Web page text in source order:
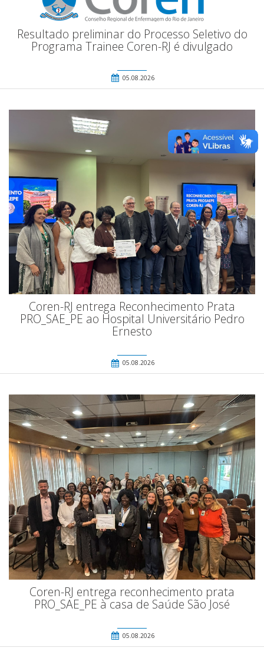
Resultado preliminar do Processo Seletivo do
Programa Trainee Coren-RJ é divulgado
05.08.2026
Coren-RJ entrega Reconhecimento Prata
PRO_SAE_PE ao Hospital Universitário Pedro
Ernesto
05.08.2026
Coren-RJ entrega reconhecimento prata
PRO_SAE_PE à casa de Saúde São José
05.08.2026